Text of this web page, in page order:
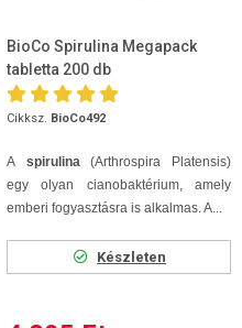
BioCo Spirulina Megapack
tabletta 200 db
Cikksz. BioCo492
A spirulina(Arthrospira Platensis)
egy olyan cianobaktérium, amely
emberi fogyasztásra is alkalmas. A...
Készleten